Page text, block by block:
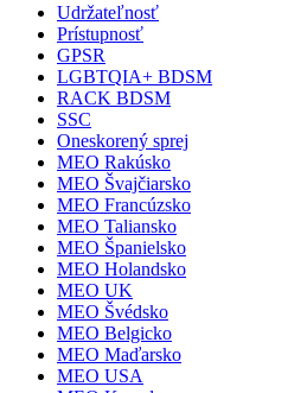
Udržateľnosť
Prístupnosť
GPSR
LGBTQIA+ BDSM
RACK BDSM
SSC
Oneskorený sprej
MEO Rakúsko
MEO Švajčiarsko
MEO Francúzsko
MEO Taliansko
MEO Španielsko
MEO Holandsko
MEO UK
MEO Švédsko
MEO Belgicko
MEO Maďarsko
MEO USA